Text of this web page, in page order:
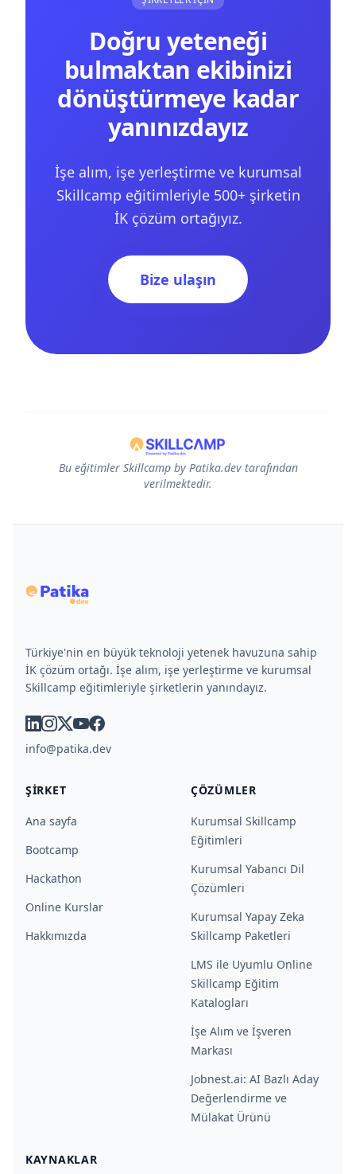
Doğru yeteneği
bulmaktan ekibinizi
dönüştürmeye kadar
yanınızdayız
İşe alım, işe yerleştirme ve kurumsal
Skillcamp eğitimleriyle 500+ şirketin
İK çözüm ortağıyız.
Bize ulaşın
Bu eğitimler Skillcamp by Patika.dev tarafından
verilmektedir.
Türkiye'nin en büyük teknoloji yetenek havuzuna sahip
İK çözüm ortağı. İşe alım, işe yerleştirme ve kurumsal
Skillcamp eğitimleriyle şirketlerin yanındayız.
linkedin
instagram
x youtube
facebook
info@patika.dev
ŞIRKET
Ana sayfa
Bootcamp
Hackathon
Online Kurslar
Hakkımızda
ÇÖZÜMLER
Kurumsal Skillcamp
Eğitimleri
Kurumsal Yabancı Dil
Çözümleri
Kurumsal Yapay Zeka
Skillcamp Paketleri
LMS ile Uyumlu Online
Skillcamp Eğitim
Katalogları
İşe Alım ve İşveren
Markası
Jobnest.ai: AI Bazlı Aday
Değerlendirme ve
Mülakat Ürünü
KAYNAKLAR